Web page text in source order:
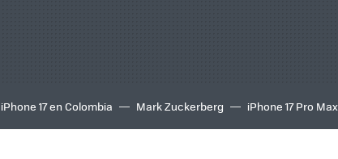
iPhone 17 en Colombia Mark Zuckerberg iPhone 17 Pro Max
inteligente
IA TCL C8K